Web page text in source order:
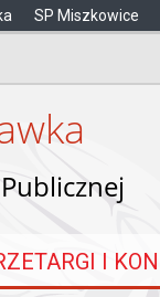
SP Miszkowice
I